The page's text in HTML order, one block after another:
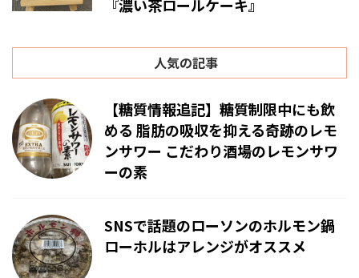
『濃い茶ロールケーキ』
人気の記事
【糖質情報追記】糖質制限中にも飲
める 脂肪の吸収を抑える奇跡のレモ
ンサワー こだわり酒場のレモンサワ
ーの素
SNSで話題のローソンのホルモン鍋
ローホルはアレンジがオススメ